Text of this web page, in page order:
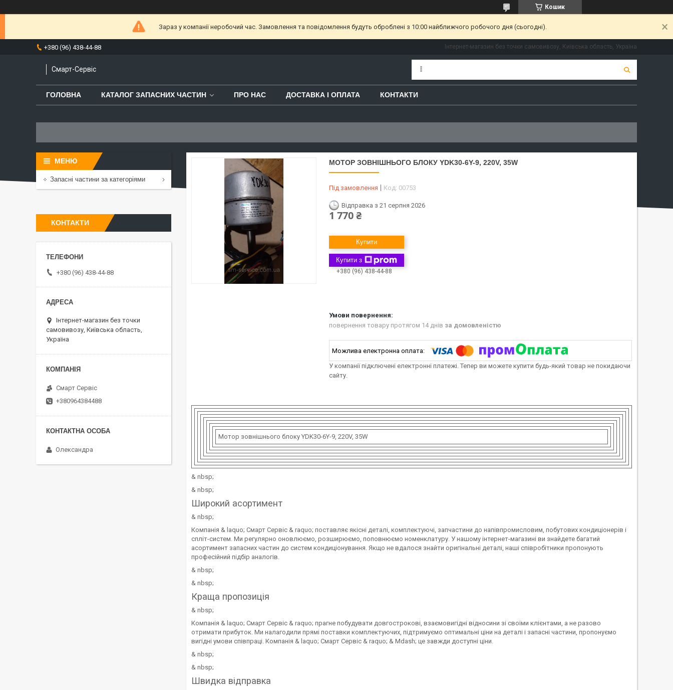
Кошик
Зараз у компанії неробочий час. Замовлення та повідомлення будуть оброблені з 10:00 найближчого робочого дня (сьогодні).
+380 (96) 438-44-88 Інтернет-магазин без точки самовивозу, Київська область, Україна
Смарт-Сервіс
ГОЛОВНА КАТАЛОГ ЗАПАСНИХ ЧАСТИН ПРО НАС ДОСТАВКА І ОПЛАТА КОНТАКТИ
МОТОР ЗОВНІШНЬОГО БЛОКУ YDK30-6Y-9, 220V, 35W
Під замовлення Код: 00753
Відправка з 21 серпня 2026
1 770 ₴
Купити
Купити з
+380 (96) 438-44-88
повернення товару протягом 14 днів за домовленістю
У компанії підключені електронні платежі. Тепер ви можете купити будь-який товар не покидаючи
сайту.
Мотор зовнішнього блоку YDK30-6Y-9, 220V, 35W
& nbsp;
& nbsp;
Широкий асортимент
& nbsp;
Компанія & laquo; Смарт Сервіс & raquo; поставляє якісні деталі, комплектуючі, запчастини до напівпромисловим, побутових кондиціонерів і
спліт-систем. Ми регулярно оновлюємо, розширюємо, поповнюємо номенклатуру. У нашому інтернет-магазині ви знайдете багатий
асортимент запасних частин до систем кондиціонування. Якщо не вдалося знайти оригінальні деталі, наші співробітники пропонують
професійний підбір аналогів.
& nbsp;
& nbsp;
Краща пропозиція
& nbsp;
Компанія & laquo; Смарт Сервіс & raquo; прагне побудувати довгострокові, взаємовигідні відносини зі своїми клієнтами, а не разово
отримати прибуток. Ми налагодили прямі поставки комплектуючих, підтримуємо оптимальні ціни на деталі і запасні частини, пропонуємо
вигідні умови співпраці. Компанія & laquo; Смарт Сервіс & raquo; & Mdash; це завжди доступні ціни.
& nbsp;
& nbsp;
Швидка відправка
Запасні частини за категоріями
КОНТАКТИ
+380 (96) 438-44-88
Інтернет-магазин без точки
самовивозу, Київська область,
Україна
Смарт Сервіс
+380964384488
Олександра